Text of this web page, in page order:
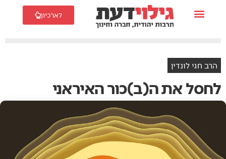
לארכיון
הרב חגי לונדין
לחסל את ה(ב)כור האיראני